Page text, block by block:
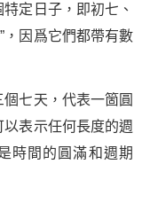
定日子，即初七、
，因爲它們都帶有數
七天，代表一箇圓
以表示任何長度的週
時間的圓滿和週期